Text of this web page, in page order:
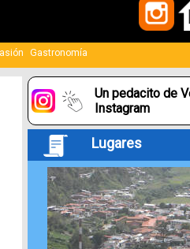
Gastronomía
Un pedacito de
Instagram
Lugares